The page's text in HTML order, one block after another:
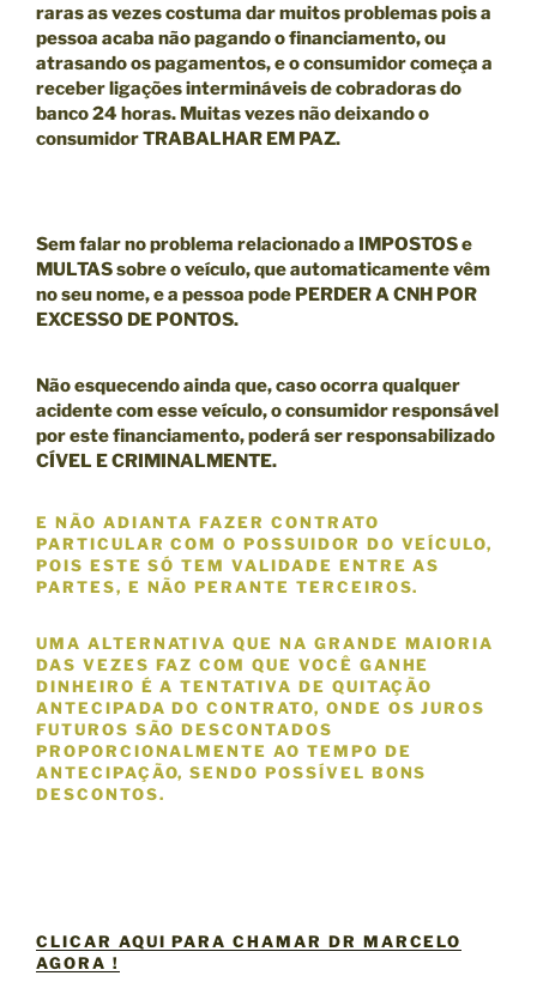
raras as vezes costuma dar muitos problemas pois a
pessoa acaba não pagando o financiamento, ou
atrasando os pagamentos, e o consumidor começa a
receber ligações intermináveis de cobradoras do
banco 24 horas. Muitas vezes não deixando o
consumidor TRABALHAR EM PAZ.
Sem falar no problema relacionado a IMPOSTOS e
MULTAS sobre o veículo, que automaticamente vêm
no seu nome, e a pessoa pode PERDER A CNH POR
EXCESSO DE PONTOS.
Não esquecendo ainda que, caso ocorra qualquer
acidente com esse veículo, o consumidor responsável
por este financiamento, poderá ser responsabilizado
CÍVEL E CRIMINALMENTE.
E NÃO ADIANTA FAZER CONTRATO
PARTICULAR COM O POSSUIDOR DO VEÍCULO,
POIS ESTE SÓ TEM VALIDADE ENTRE AS
PARTES, E NÃO PERANTE TERCEIROS.
UMA ALTERNATIVA QUE NA GRANDE MAIORIA
DAS VEZES FAZ COM QUE VOCÊ GANHE
DINHEIRO É A TENTATIVA DE QUITAÇÃO
ANTECIPADA DO CONTRATO, ONDE OS JUROS
FUTUROS SÃO DESCONTADOS
PROPORCIONALMENTE AO TEMPO DE
ANTECIPAÇÃO, SENDO POSSÍVEL BONS
DESCONTOS.
CLICAR AQUI PARA CHAMAR DR MARCELO
AGORA !